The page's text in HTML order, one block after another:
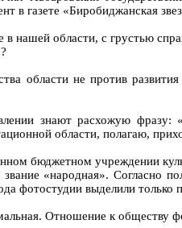
в газете «Биробиджанская
в нашей области, с грустью
области не против
знают расхожую фразу:
области, полагаю,
бюджетном учреждении
звание «народная».
фотостудии выделили только
Отношение к обществу